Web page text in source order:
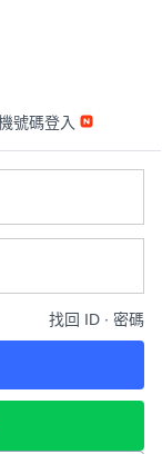
號碼登入
找回 ID ∙ 密碼